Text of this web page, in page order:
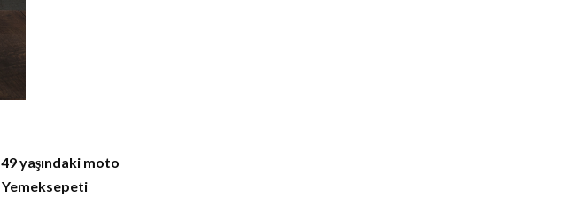
49 yaşındaki moto
Yemeksepeti